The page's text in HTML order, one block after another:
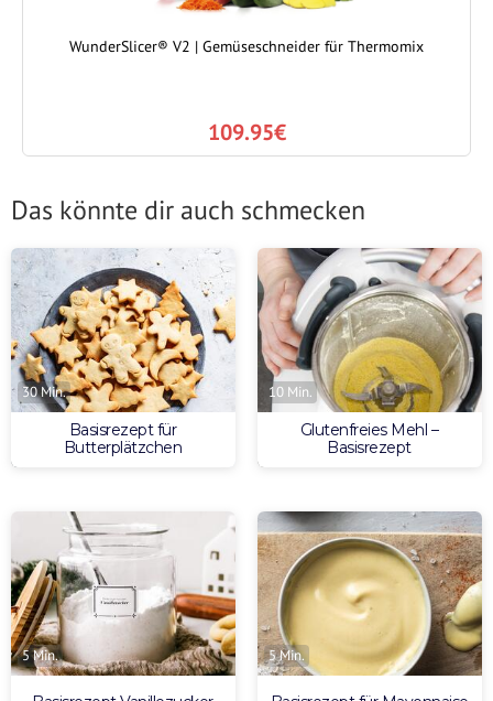
WunderSlicer® V2 | Gemüseschneider für Thermomix
109.95€
Das könnte dir auch schmecken
30 Min.
Basisrezept für
Butterplätzchen
10 Min.
Glutenfreies Mehl –
Basisrezept
5 Min. 5 Min.